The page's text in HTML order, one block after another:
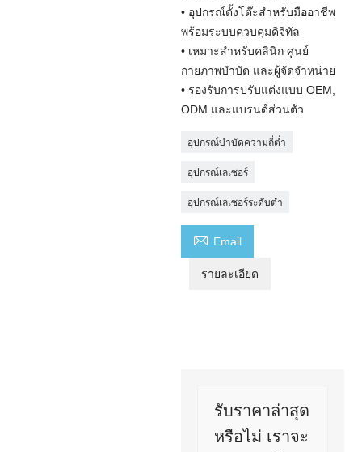
• อุปกรณ์ตั้งโต๊ะสำหรับมืออาชีพ
พร้อมระบบควบคุมดิจิทัล
• เหมาะสำหรับคลินิก ศูนย์
กายภาพบำบัด และผู้จัดจำหน่าย
• รองรับการปรับแต่งแบบ OEM,
ODM และแบรนด์ส่วนตัว
อุปกรณ์บำบัดความถี่ต่ำ
อุปกรณ์เลเซอร์
อุปกรณ์เลเซอร์ระดับต่ำ
 Email
รายละเอียด
รับราคาล่าสุด
หรือไม่ เราจะ